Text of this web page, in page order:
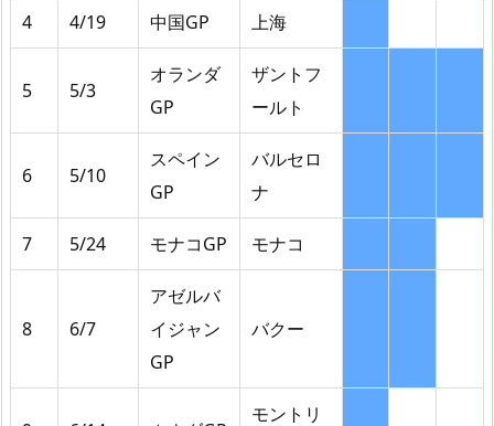
4 4/19 中国GP 上海
5 5/3
オランダ
GP
ザントフ
ールト
6 5/10
スペイン
GP
バルセロ
ナ
7 5/24 モナコGP モナコ
8 6/7
アゼルバ
イジャン
GP
バクー
モントリ